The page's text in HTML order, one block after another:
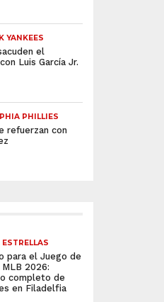
YANKEES
el
Luis García Jr.
PHILLIES
refuerzan con
para el Juego de
2026:
completo de
en Filadelfia